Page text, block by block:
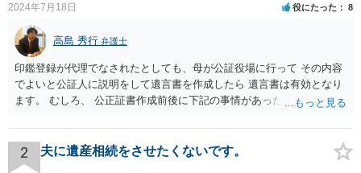
2024年7月18日 役にたった 8
高島 秀行 弁護士
印鑑登録が代理でなされたとしても、母が公証役場に行って その内容
でよいと公証人に説明をして遺言書を作成したら 遺言書は有効となり
ます。 むしろ、 公正証書作成前後に下記の事情があったことが証明で
月に携帯が新しくなった母からの第一声は「ここにいたら殺される」
「面会に来てくれ」で、長男に聞くと「面会は出来ない。俺は携帯電
話の使い方を教える為に会っている」「母の話は聞かなくて良い」と
2 夫に遺産相続をさせたくないです。